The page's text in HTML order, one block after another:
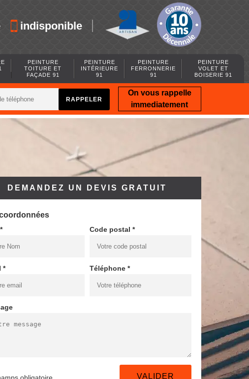
indisponible
PEINTURE
TOITURE ET
FAÇADE 91
PEINTURE
INTÉRIEURE
91
PEINTURE
FERRONNERIE
91
PEINTURE
VOLET ET
BOISERIE 91
On vous rappelle
immediatement
DEMANDEZ UN DEVIS GRATUIT
Code postal *
* Téléphone *